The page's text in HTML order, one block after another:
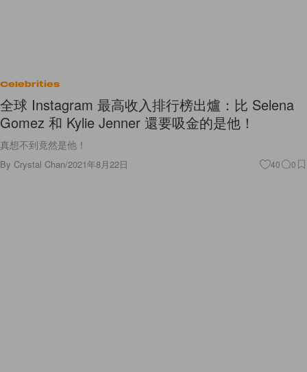
Celebrities
全球 Instagram 最高收入排行榜出爐：比 Selena
Gomez 和 Kylie Jenner 還要吸金的是他！
真想不到竟然是他！
By Crystal Chan/2021年8月22日 40 0